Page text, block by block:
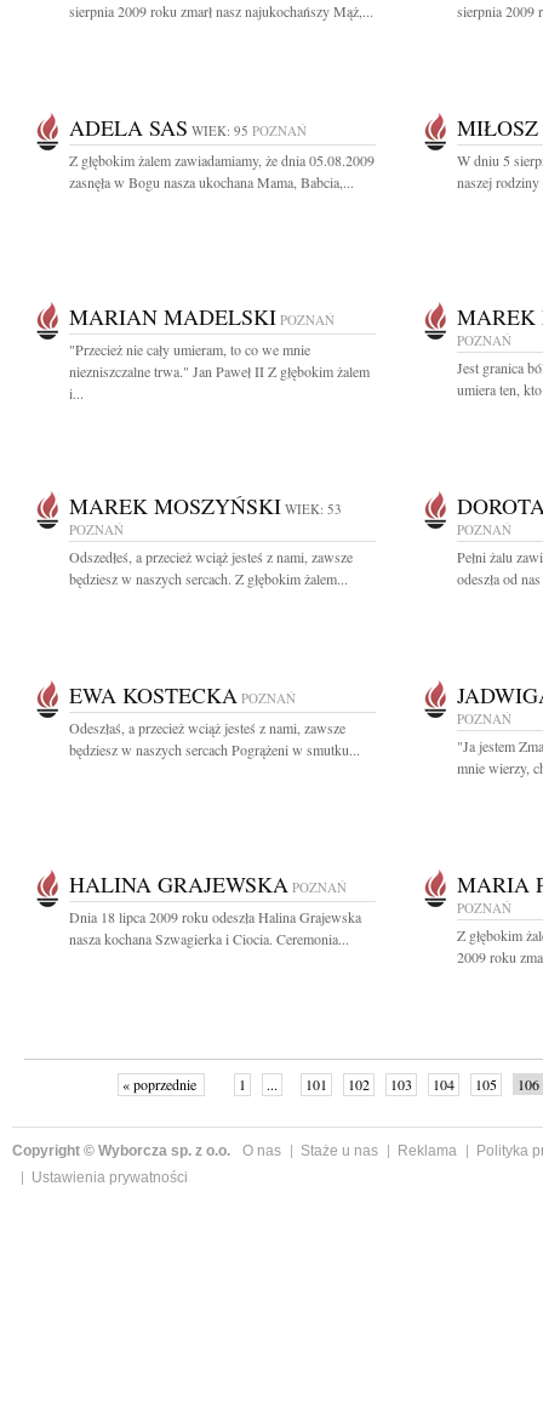
sierpnia 2009 roku zmarł nasz najukochańszy Mąż,...
sierpnia 2009
ADELA SAS WIEK: 95 POZNAŃ
Z głębokim żalem zawiadamiamy, że dnia 05.08.2009
zasnęła w Bogu nasza ukochana Mama, Babcia,...
W dniu 5
naszej
MARIAN MADELSKI POZNAŃ
"Przecież nie cały umieram, to co we mnie
niezniszczalne trwa." Jan Paweł II Z głębokim żalem
i...
MAREK
POZNAŃ
Jest granica
umiera ten,
MAREK MOSZYŃSKI WIEK: 53
POZNAŃ
Odszedłeś, a przecież wciąż jesteś z nami, zawsze
będziesz w naszych sercach. Z głębokim żalem...
POZNAŃ
Pełni żalu
odeszła od
EWA KOSTECKA POZNAŃ
Odeszłaś, a przecież wciąż jesteś z nami, zawsze
będziesz w naszych sercach Pogrążeni w smutku...
POZNAŃ
"Ja jestem
mnie wierzy,
HALINA GRAJEWSKA POZNAŃ
Dnia 18 lipca 2009 roku odeszła Halina Grajewska
nasza kochana Szwagierka i Ciocia. Ceremonia...
MARIA
POZNAŃ
Z głębokim
2009 roku
« poprzednie 1 ... 101 102 103 104 105 106
Copyright © Wyborcza sp. z o.o. O nas Staże u nas Reklama
Polityka
Ustawienia prywatności